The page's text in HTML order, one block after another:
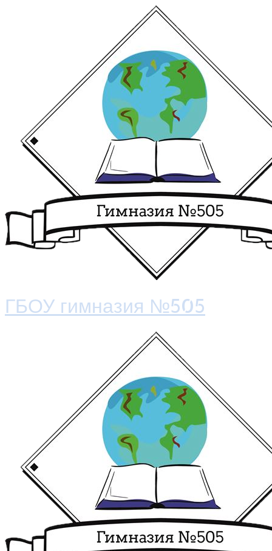
ГБОУ гимназия №505